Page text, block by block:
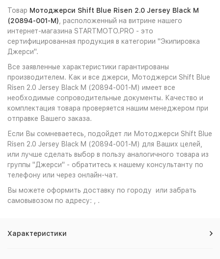
Товар Мотоджерси Shift Blue Risen 2.0 Jersey Black M
(20894-001-M) , расположенный на витрине нашего
интернет-магазина STARTMOTO.PRO - это
сертифицированная продукция в категории "Экипировка
Джерси".
Все заявленные характеристики гарантированы
производителем. Как и все джерси, Мотоджерси Shift Blue
Risen 2.0 Jersey Black M (20894-001-M) имеет все
необходимые сопроводительные документы. Качество и
комплектация товара проверяется нашим менеджером при
отправке Вашего заказа.
Если Вы сомневаетесь, подойдет ли Мотоджерси Shift Blue
Risen 2.0 Jersey Black M (20894-001-M) для Ваших целей,
или лучше сделать выбор в пользу аналогичного товара из
группы "Джерси" - обратитесь к нашему консультанту по
телефону или через онлайн-чат.
Вы можете оформить доставку по городу или забрать
самовывозом по адресу: , .
Характеристики